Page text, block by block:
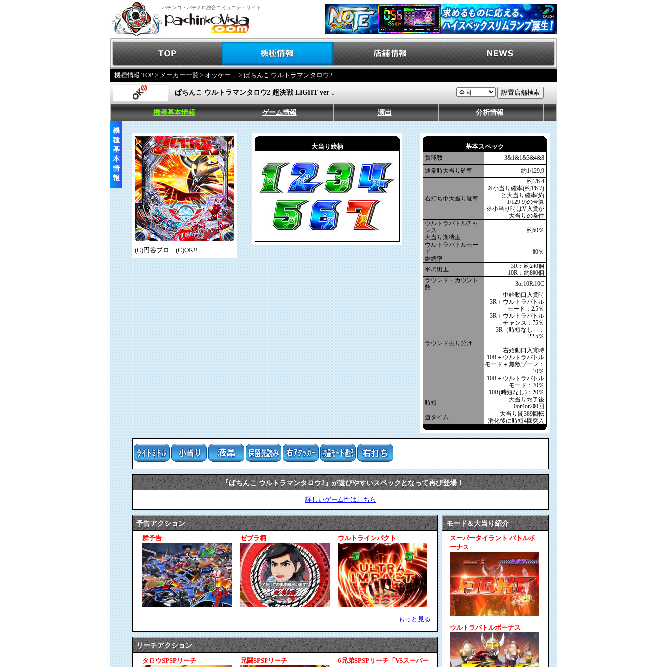
パチンコ・パチスロ総合コミュニティサイト
機種情報 TOP > メーカー一覧 > オッケー． > ぱちんこ ウルトラマンタロウ2
ぱちんこ ウルトラマンタロウ2 超決戦 LIGHT ver．
機種基本情報 ゲーム情報 演出 分析情報
機
種
基
本
情
報
(C)円谷プロ (C)OK!!
大当り絵柄 基本スペック
賞球数
3&1&1&3&4&8
通常時大当り確率
約1/129.9
右打ち中大当り確率
約1/6.4
※小当り確率(約1/6.7)
と大当り確率(約
1/129.9)の合算
※小当り時はV入賞が
大当りの条件
ウルトラバトルチャ
ンス
大当り期待度
約50％
ウルトラバトルモー
ド
継続率
80％
平均出玉
3R：約240個
10R：約800個
ラウンド・カウント
数
3or10R/10C
ラウンド振り分け
中始動口入賞時
3R＋ウルトラバトル
モード：2.5％
3R＋ウルトラバトル
チャンス：75％
3R（時短なし）：
22.5％
右始動口入賞時
10R＋ウルトラバトル
モード＋無敵ゾーン：
10％
10R＋ウルトラバトル
モード：70％
10R(時短なし)：20％
時短
大当り終了後
0or4or200回
遊タイム
大当り間389回転
消化後に時短4回突入
『ぱちんこ ウルトラマンタロウ2』が遊びやすいスペックとなって再び登場！
詳しいゲーム性はこちら
予告アクション
群予告
ゼブラ柄 ウルトラインパクト
もっと見る
モード＆大当り紹介
スーパータイラント バトルボ
ーナス
ウルトラバトルボーナス
リーチアクション
タロウSPSPリーチ
兄闘SPSPリーチ
6兄弟SPSPリーチ「VSスーパー